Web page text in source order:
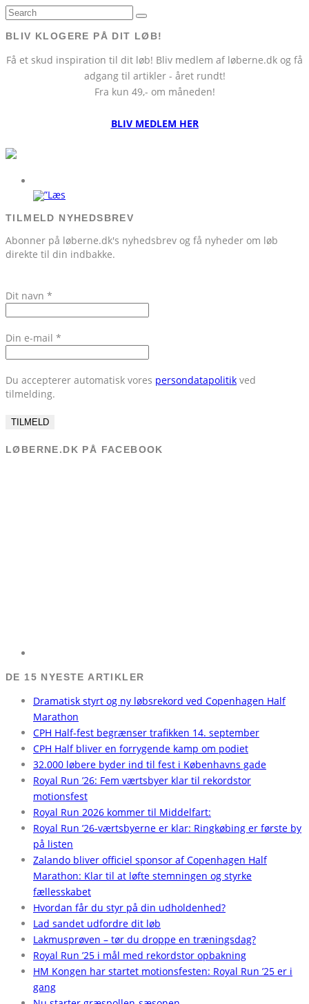
BLIV KLOGERE PÅ DIT LØB!
Få et skud inspiration til dit løb! Bliv medlem af løberne.dk og få
adgang til artikler - året rundt!
Fra kun 49,- om måneden!
BLIV MEDLEM HER
TILMELD NYHEDSBREV
Abonner på løberne.dk's nyhedsbrev og få nyheder om løb
direkte til din indbakke.
Dit navn *
Din e-mail *
Du accepterer automatisk vores persondatapolitik ved
tilmelding.
LØBERNE.DK PÅ FACEBOOK
DE 15 NYESTE ARTIKLER
Dramatisk styrt og ny løbsrekord ved Copenhagen Half
Marathon
CPH Half-fest begrænser trafikken 14. september
CPH Half bliver en forrygende kamp om podiet
32.000 løbere byder ind til fest i Københavns gade
Royal Run ’26: Fem værtsbyer klar til rekordstor
motionsfest
Royal Run 2026 kommer til Middelfart:
Royal Run ’26-værtsbyerne er klar: Ringkøbing er første by
på listen
Zalando bliver officiel sponsor af Copenhagen Half
Marathon: Klar til at løfte stemningen og styrke
fællesskabet
Hvordan får du styr på din udholdenhed?
Lad sandet udfordre dit løb
Lakmusprøven – tør du droppe en træningsdag?
Royal Run ’25 i mål med rekordstor opbakning
HM Kongen har startet motionsfesten: Royal Run ’25 er i
gang